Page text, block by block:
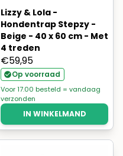
Lizzy & Lola -
Hondentrap Stepzy -
Beige - 40 x 60 cm - Met
4 treden
€59,95
Op voorraad
Voor 17.00 besteld = vandaag
verzonden
IN WINKELMAND